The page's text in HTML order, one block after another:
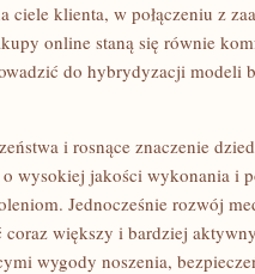
ciele klienta, w połączeniu z
online staną się równie
do hybrydyzacji modeli
i rosnące znaczenie
wysokiej jakości wykonania i
Jednocześnie rozwój
coraz większy i bardziej
wygody noszenia,